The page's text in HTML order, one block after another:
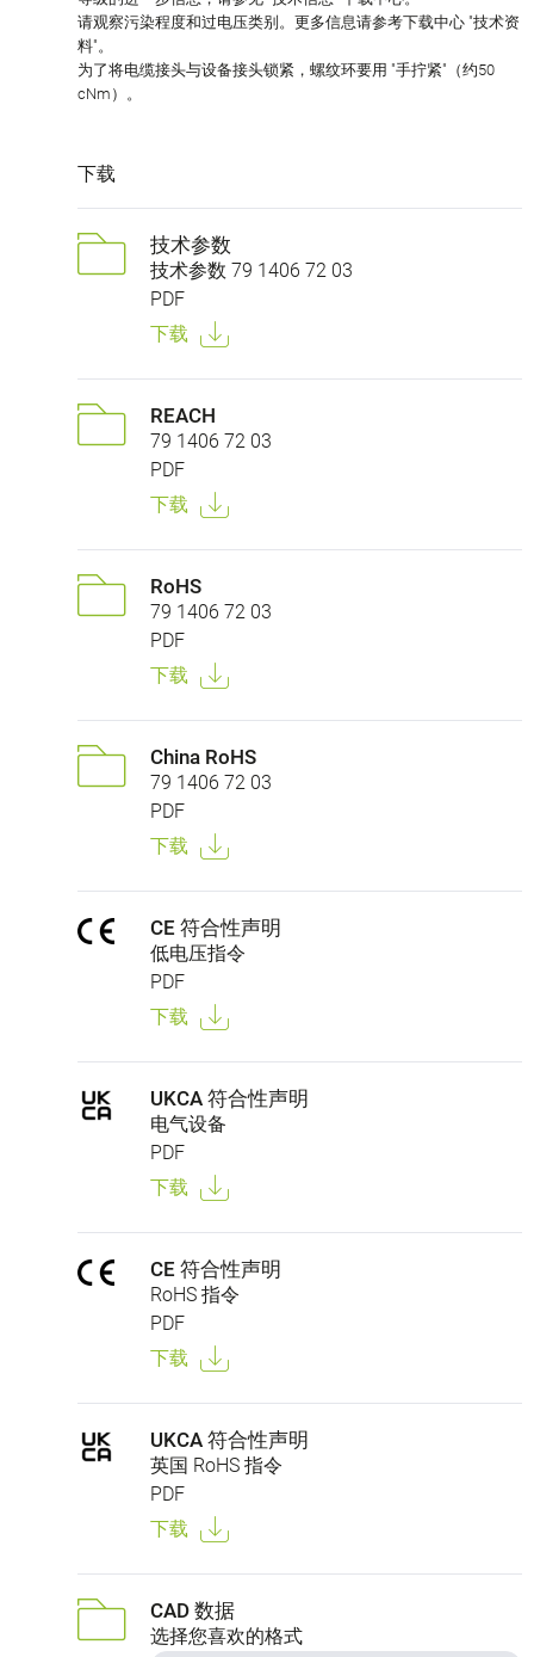
请观察污染程度和过电压类别。更多信息请参考下载中心 "技术资
料"。
为了将电缆接头与设备接头锁紧，螺纹环要用 "手拧紧"（约50
cNm）。
下载
技术参数
技术参数 79 1406 72 03
PDF
下载
REACH
79 1406 72 03
PDF
下载
RoHS
79 1406 72 03
PDF
下载
China RoHS
79 1406 72 03
PDF
下载
CE 符合性声明
低电压指令
PDF
下载
UKCA 符合性声明
电气设备
PDF
下载
CE 符合性声明
RoHS 指令
PDF
下载
UKCA 符合性声明
英国 RoHS 指令
PDF
下载
CAD 数据
选择您喜欢的格式